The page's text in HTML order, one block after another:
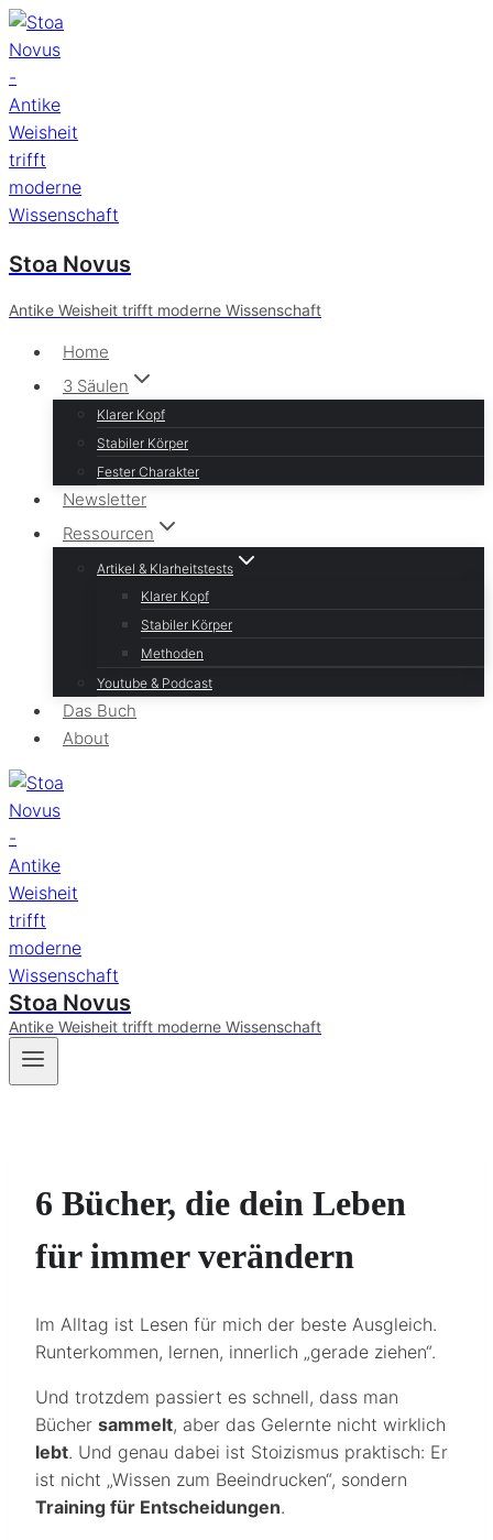
Zum
Inhalt
springen
Stoa Novus
Antike Weisheit trifft moderne Wissenschaft
Home
3 Säulen
Klarer Kopf
Stabiler Körper
Fester Charakter
Newsletter
Ressourcen
Artikel & Klarheitstests
Klarer Kopf
Stabiler Körper
Methoden
Youtube & Podcast
Das Buch
About
Stoa Novus
Antike Weisheit trifft moderne Wissenschaft
6 Bücher, die dein Leben
für immer verändern
Im Alltag ist Lesen für mich der beste Ausgleich.
Runterkommen, lernen, innerlich „gerade ziehen“.
Und trotzdem passiert es schnell, dass man
Bücher sammelt, aber das Gelernte nicht wirklich
lebt. Und genau dabei ist Stoizismus praktisch: Er
ist nicht „Wissen zum Beeindrucken“, sondern
Training für Entscheidungen.